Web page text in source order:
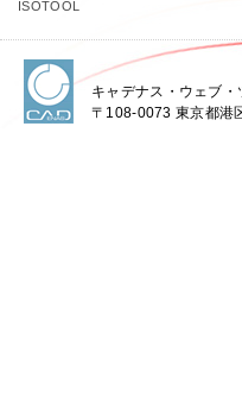
ISOTOOL
キャデナス・ウェブ
〒108-0073 東京都港